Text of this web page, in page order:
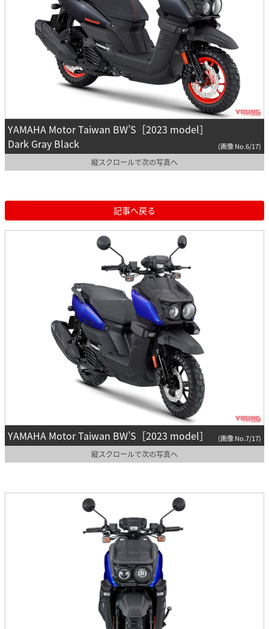
YAMAHA Motor Taiwan BW’S［2023 model］
Dark Gray Black
(画像 No.6/17)
縦スクロールで次の写真へ
記事へ戻る
YAMAHA Motor Taiwan BW’S［2023 model］ (画像 No.7/17)
縦スクロールで次の写真へ